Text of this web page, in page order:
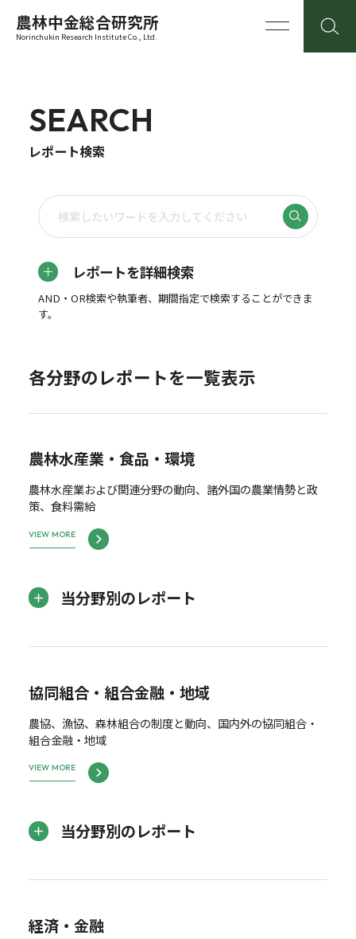
農林中金総合研究所
Norinchukin Research Institute Co., Ltd.
SEARCH
レポート検索
レポートを詳細検索
AND・OR検索や執筆者、期間指定で検索することができま
す。
各分野のレポートを一覧表示
農林水産業・食品・環境
農林水産業および関連分野の動向、諸外国の農業情勢と政
策、食料需給
VIEW MORE
当分野別のレポート
協同組合・組合金融・地域
農協、漁協、森林組合の制度と動向、国内外の協同組合・
組合金融・地域
VIEW MORE
当分野別のレポート
経済・金融